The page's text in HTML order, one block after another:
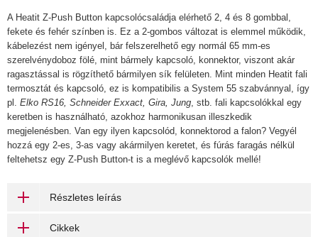
A Heatit Z-Push Button kapcsolócsaládja elérhető 2, 4 és 8 gombbal,
fekete és fehér színben is. Ez a 2-gombos változat is elemmel működik,
kábelezést nem igényel, bár felszerelhető egy normál 65 mm-es
szerelvénydoboz fölé, mint bármely kapcsoló, konnektor, viszont akár
ragasztással is rögzíthető bármilyen sík felületen. Mint minden Heatit fali
termosztát és kapcsoló, ez is kompatibilis a System 55 szabvánnyal, így
pl. Elko RS16, Schneider Exxact, Gira, Jung, stb. fali kapcsolókkal egy
keretben is használható, azokhoz harmonikusan illeszkedik
megjelenésben. Van egy ilyen kapcsolód, konnektorod a falon? Vegyél
hozzá egy 2-es, 3-as vagy akármilyen keretet, és fúrás faragás nélkül
feltehetsz egy Z-Push Button-t is a meglévő kapcsolók mellé!
Részletes leírás
Cikkek